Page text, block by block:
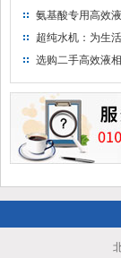
析时如何装柱
氨基酸专用高效
析氨基酸的仪器
超纯水机：为生
用水
选购二手高效液